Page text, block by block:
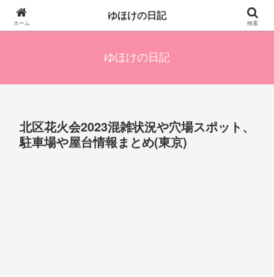
四人の子を持つ母のズボラ生活備忘録です。興味のあることアレやコレ、色々
発信します。
ゆほけの日記
北区花火会2023混雑状況や穴場スポット、
駐車場や屋台情報まとめ(東京)
ホーム
ゆほけの日記
検索